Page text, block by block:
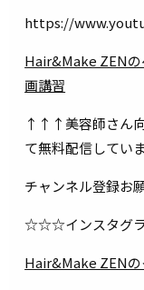
https://
Hair&Make ZEN
画講習
↑↑↑美容師さん
て無料配信してい
チャンネル登録お
☆☆☆インスタグ
Hair&Make ZEN